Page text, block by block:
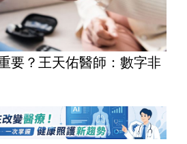
要？王天佑醫師：數字非